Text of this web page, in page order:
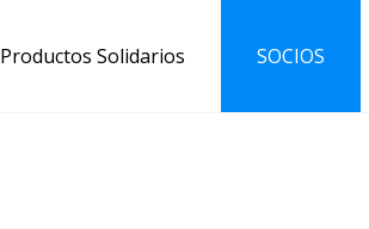
Productos Solidarios SOCIOS